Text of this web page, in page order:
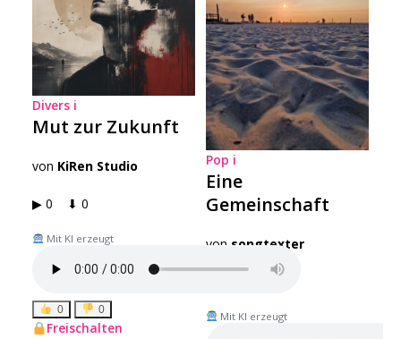
Divers i
Mut zur Zukunft
von KiRen Studio
▶ 0 ⬇ 0
Mit KI erzeugt
0 0
Freischalten
Pop i
Eine
Gemeinschaft
von songtexter
Mit KI erzeugt